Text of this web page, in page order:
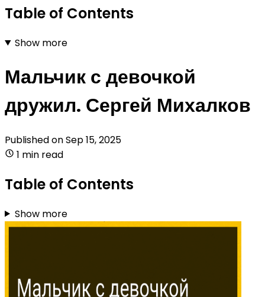
Table of Contents
Show more
Мальчик с девочкой
дружил. Сергей Михалков
Published onSep 15, 2025
1 min read
Table of Contents
Show more